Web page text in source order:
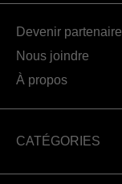
Devenir partenaire
Nous joindre
À propos
CATÉGORIES